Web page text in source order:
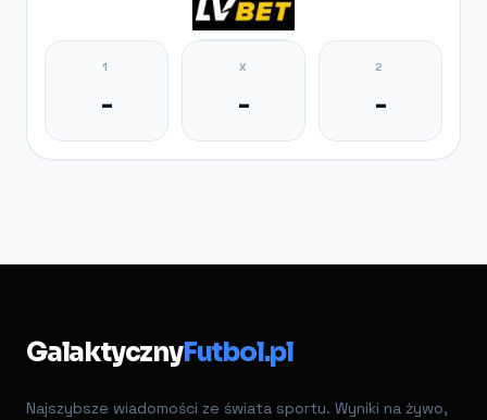
1
-
X
-
2
-
GalaktycznyFutbol.pl
Najszybsze wiadomości ze świata sportu. Wyniki na żywo,